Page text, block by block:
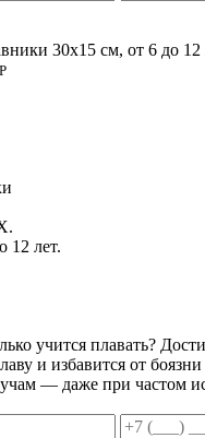
30х15 см, от 6 до 12
12 лет.
учится плавать?
и избавится от
— даже при частом